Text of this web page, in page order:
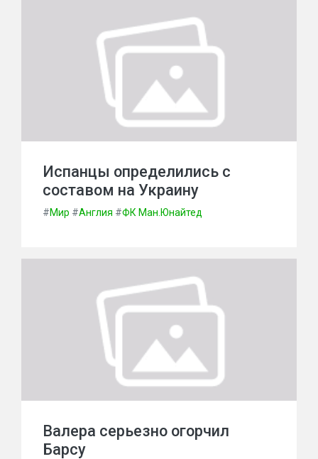
Испанцы определились с
составом на Украину
#Мир #Англия #ФК Ман.Юнайтед
Валера серьезно огорчил
Барсу